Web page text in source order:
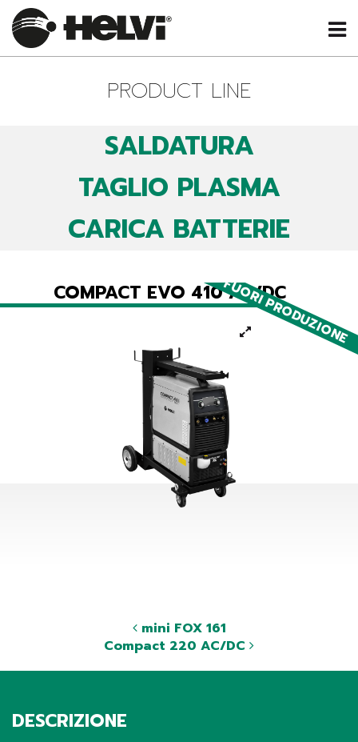
PRODUCT LINE
SALDATURA
TAGLIO PLASMA
CARICA BATTERIE
FUORI PRODUZIONE
COMPACT EVO 410 AC/DC
mini FOX 161
Compact 220 AC/DC
DESCRIZIONE